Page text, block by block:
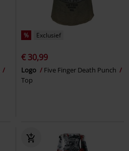
% Exclusief
€ 30,99
Logo
Five Finger Death Punch
Top